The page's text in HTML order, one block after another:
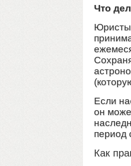
Что
Юристы
Если
он
период
Как